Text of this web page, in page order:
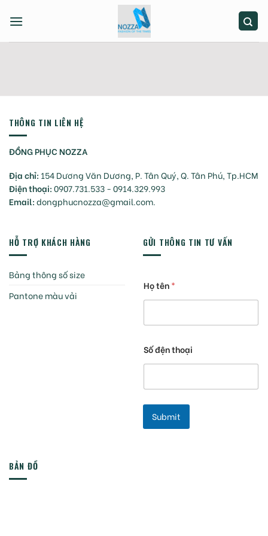
THÔNG TIN LIÊN HỆ
ĐỒNG PHỤC NOZZA
Địa chỉ: 154 Dương Văn Dương, P. Tân Quý, Q. Tân Phú, Tp.HCM
Điện thoại:0907.731.533 - 0914.329.993
Email:dongphucnozza@gmail.com.
HỖ TRỢ KHÁCH HÀNG
Bảng thông số size
Pantone màu vải
GỬI THÔNG TIN TƯ VẤN
Họ tên*
Số đện thoại
Submit
BẢN ĐỒ